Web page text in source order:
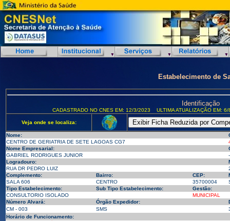
Estabelecimento de
Identificação
CADASTRADO NO CNES EM: 12/3/2023 ULTIMA ATUALIZAÇÃO EM:
Veja onde se localiza:
Nome:
CENTRO DE GERIATRIA DE SETE LAGOAS CG7
Nome Empresarial:
GABRIEL RODRIGUES JUNIOR
Logradouro:
RUA DR PEDRO LUIZ
Complemento:
Bairro: CEP:
SALA 606
CENTRO 35700004
Tipo Estabelecimento:
Sub Tipo Estabelecimento:
Gestão:
CONSULTORIO ISOLADO
MUNICIPAL
Número Alvará:
Órgão Expedidor:
CM - 003
SMS
Horário de Funcionamento: